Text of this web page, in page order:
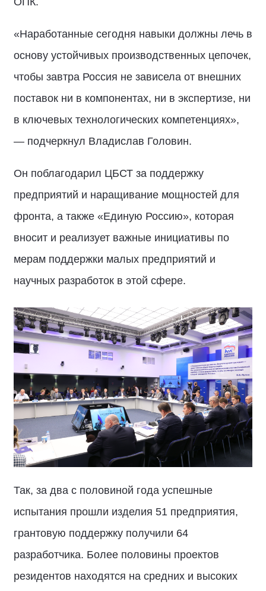
«Наработанные сегодня навыки должны лечь в
основу устойчивых производственных цепочек,
чтобы завтра Россия не зависела от внешних
поставок ни в компонентах, ни в экспертизе, ни
в ключевых технологических компетенциях»,
— подчеркнул Владислав Головин.
Он поблагодарил ЦБСТ за поддержку
предприятий и наращивание мощностей для
фронта, а также «Единую Россию», которая
вносит и реализует важные инициативы по
мерам поддержки малых предприятий и
научных разработок в этой сфере.
Так, за два с половиной года успешные
испытания прошли изделия 51 предприятия,
грантовую поддержку получили 64
разработчика. Более половины проектов
резидентов находятся на средних и высоких